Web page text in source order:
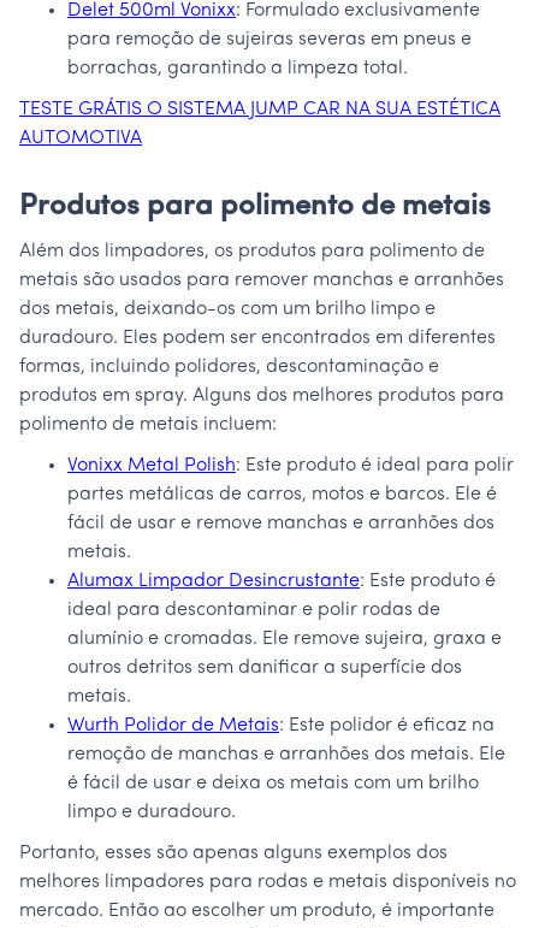
Delet 500ml Vonixx: Formulado exclusivamente
para remoção de sujeiras severas em pneus e
borrachas, garantindo a limpeza total.
TESTE GRÁTIS O SISTEMA JUMP CAR NA SUA ESTÉTICA
AUTOMOTIVA
Produtos para polimento de metais
Além dos limpadores, os produtos para polimento de
metais são usados para remover manchas e arranhões
dos metais, deixando-os com um brilho limpo e
duradouro. Eles podem ser encontrados em diferentes
formas, incluindo polidores, descontaminação e
produtos em spray. Alguns dos melhores produtos para
polimento de metais incluem:
Vonixx Metal Polish: Este produto é ideal para polir
partes metálicas de carros, motos e barcos. Ele é
fácil de usar e remove manchas e arranhões dos
metais.
Alumax Limpador Desincrustante: Este produto é
ideal para descontaminar e polir rodas de
alumínio e cromadas. Ele remove sujeira, graxa e
outros detritos sem danificar a superfície dos
metais.
Wurth Polidor de Metais: Este polidor é eficaz na
remoção de manchas e arranhões dos metais. Ele
é fácil de usar e deixa os metais com um brilho
limpo e duradouro.
Portanto, esses são apenas alguns exemplos dos
melhores limpadores para rodas e metais disponíveis no
mercado. Então ao escolher um produto, é importante